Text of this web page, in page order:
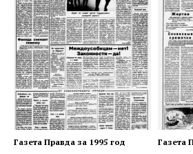
Газета Правда за 1995 год Газета